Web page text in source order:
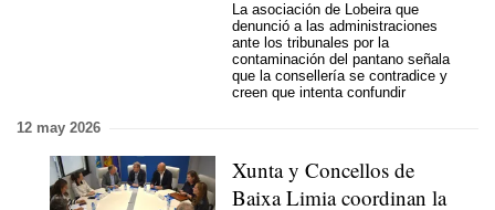
La asociación de Lobeira que
denunció a las administraciones
ante los tribunales por la
contaminación del pantano señala
que la consellería se contradice y
creen que intenta confundir
12 may 2026
Xunta y Concellos de
Baixa Limia coordinan la